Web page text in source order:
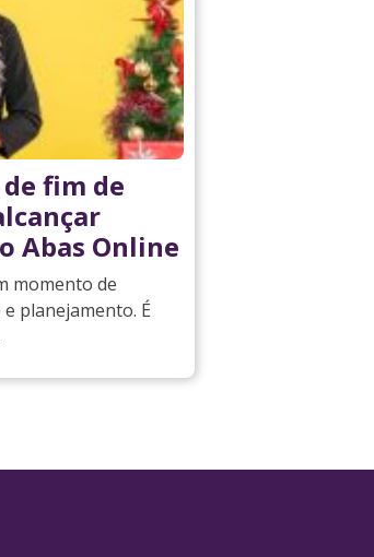
fim de
Abas Online
momento de
planejamento. É